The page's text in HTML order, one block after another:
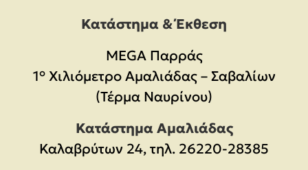
Κατάστημα & Έκθεση
MEGA Παρράς
1° Χιλιόμετρο Αμαλιάδας – Σαβαλίων
(Τέρμα Ναυρίνου)
Κατάστημα Αμαλιάδας
Καλαβρύτων 24, τηλ. 26220-28385